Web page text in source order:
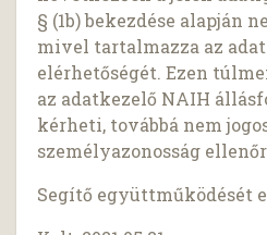
§ (1b) bekezdése alapján
mivel tartalmazza az
elérhetőségét. Ezen
az adatkezelő NAIH
kérheti, továbbá nem
személyazonosság
Segítő együttműködését